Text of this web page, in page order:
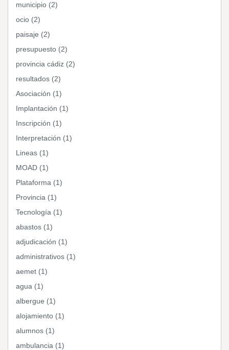
municipio (2)
ocio (2)
paisaje (2)
presupuesto (2)
provincia cádiz (2)
resultados (2)
Asociación (1)
Implantación (1)
Inscripción (1)
Interpretación (1)
Lineas (1)
MOAD (1)
Plataforma (1)
Provincia (1)
Tecnología (1)
abastos (1)
adjudicación (1)
administrativos (1)
aemet (1)
agua (1)
albergue (1)
alojamiento (1)
alumnos (1)
ambulancia (1)